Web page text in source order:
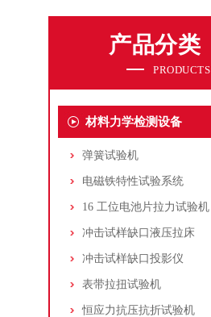
产品分类
PRODUCTS
材料力学检测设备
弹簧试验机
电磁铁特性试验系统
16 工位电池片拉力试验机
冲击试样缺口液压拉床
冲击试样缺口投影仪
表带拉扭试验机
恒应力抗压抗折试验机